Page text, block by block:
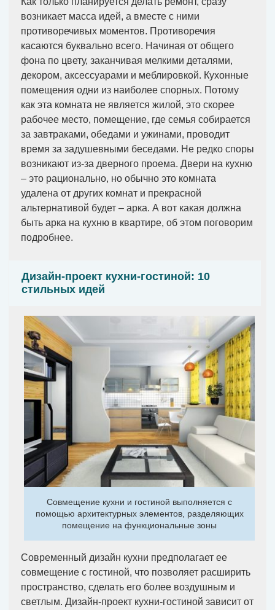
возникает масса идей, а вместе с ними
противоречивых моментов. Противоречия
касаются буквально всего. Начиная от общего
фона по цвету, заканчивая мелкими деталями,
декором, аксессуарами и меблировкой. Кухонные
помещения одни из наиболее спорных. Потому
как эта комната не является жилой, это скорее
рабочее место, помещение, где семья собирается
за завтраками, обедами и ужинами, проводит
время за задушевными беседами. Не редко споры
возникают из-за дверного проема. Двери на кухню
– это рационально, но обычно это комната
удалена от других комнат и прекрасной
альтернативой будет – арка. А вот какая должна
быть арка на кухню в квартире, об этом поговорим
подробнее.
Дизайн-проект кухни-гостиной: 10
стильных идей
Совмещение кухни и гостиной выполняется с
помощью архитектурных элементов, разделяющих
помещение на функциональные зоны
Современный дизайн кухни предполагает ее
совмещение с гостиной, что позволяет расширить
пространство, сделать его более воздушным и
светлым. Дизайн-проект кухни-гостиной зависит от